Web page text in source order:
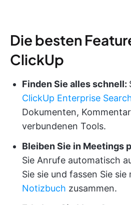
Die besten
ClickUp
Finden Sie alles schnell:
ClickUp Enterprise
Dokumenten,
verbundenen Tools.
Bleiben Sie in Meetings
Sie Anrufe automatisch
Sie sie und fassen Sie sie
Notizbuch zusammen.